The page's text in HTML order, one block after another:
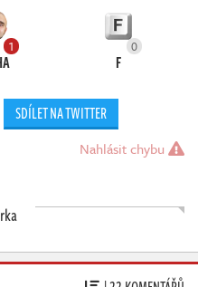
1 0
F
SDÍLET NA TWITTER
Nahlásit chybu